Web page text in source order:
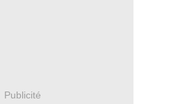
Publicité